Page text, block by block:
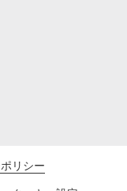
リシー